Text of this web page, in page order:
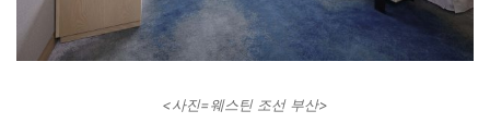
<사진=웨스틴 조선 부산>